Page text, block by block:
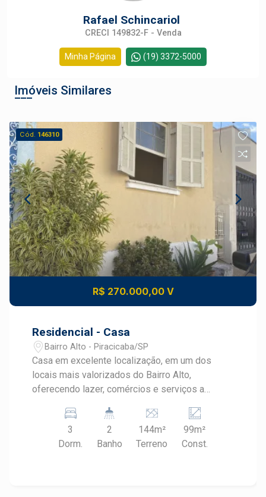
Rafael Schincariol
CRECI 149832-F - Venda
Minha Página (19) 3372-5000
Imóveis Similares
Cód. 146310
R$ 270.000,00 V
Residencial - Casa
Bairro Alto - Piracicaba/SP
Casa em excelente localização, em um dos
locais mais valorizados do Bairro Alto,
oferecendo lazer, comércios e serviços a
More a poucos metros da Avenida
Independência, Burger King, Pão de Açúcar,
McDonalds, Dom Marino e muitos outros. -
3
Dorm.
2
Banho
144m²
Terreno
99m²
Const.